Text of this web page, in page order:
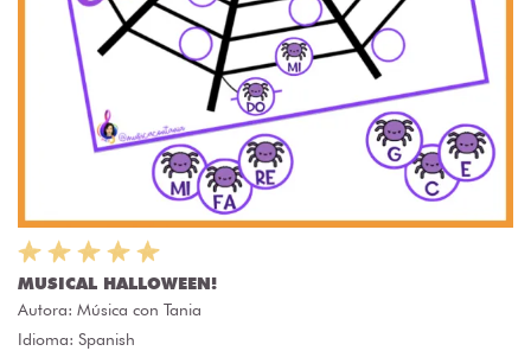
MUSICAL HALLOWEEN!
Autora: Música con Tania
Idioma: Spanish